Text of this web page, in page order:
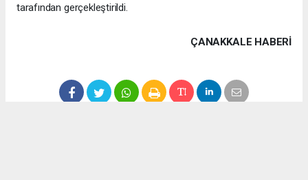
tarafından gerçekleştirildi.
ÇANAKKALE HABERİ